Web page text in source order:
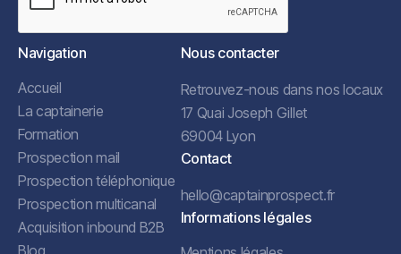
Navigation
Accueil
La captainerie
Formation
Prospection mail
Prospection téléphonique
Prospection multicanal
Acquisition inbound B2B
Nous contacter
Retrouvez-nous dans nos locaux
17 Quai Joseph Gillet
69004 Lyon
Contact
hello@captainprospect.fr
Informations légales